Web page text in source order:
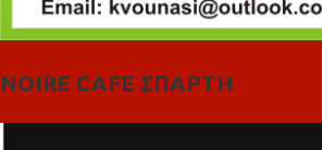
NOIRE CAFE ΣΠΑΡΤΗ